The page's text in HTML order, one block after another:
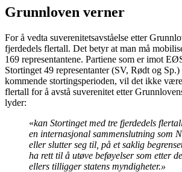
Grunnloven verner
For å vedta suverenitetsavståelse etter
fjerdedels flertall. Det betyr at man må
169 representantene. Partiene som er imot
Stortinget 49 representanter (SV, Rødt og
kommende stortingsperioden, vil det ikke
flertall for å avstå suverenitet etter
lyder:
«kan Stortinget med tre fjerdedels
en internasjonal sammenslutning som
eller slutter seg til, på et saklig
ha rett til å utøve beføyelser som etter
ellers tilligger statens myndigheter.»